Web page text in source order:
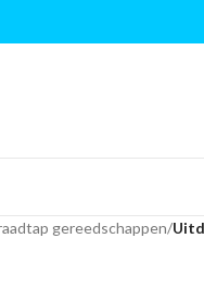
gereedschappen/